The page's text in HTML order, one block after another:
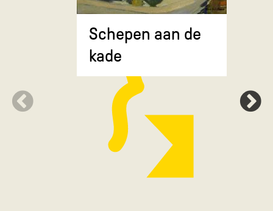
Schepen aan de
kade